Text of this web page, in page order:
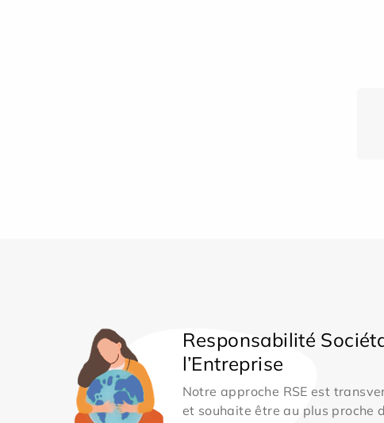
Responsabilité
l’Entreprise
Notre approche RSE est
et souhaite être au plus proche